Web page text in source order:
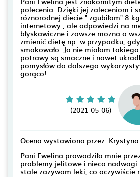
polecenia. Dzięki jej zaleceniom i
różnorodnej diecie " zgubiłam" 8
internetowy , ale odpowiedzi na
błyskawiczne i zawsze można o
zmienić dietę np. w przypadku,
smakowało. Ja nie miałam
potrawy są smaczne i nawet
pomysłów do dalszego
gorąco!
(2021-05-06)
Ocena wystawiona przez: Krystyna
Pani Ewelina prowadziła mnie
problemy jelitowe i nieco
stale zażywam leki, co oczywiście